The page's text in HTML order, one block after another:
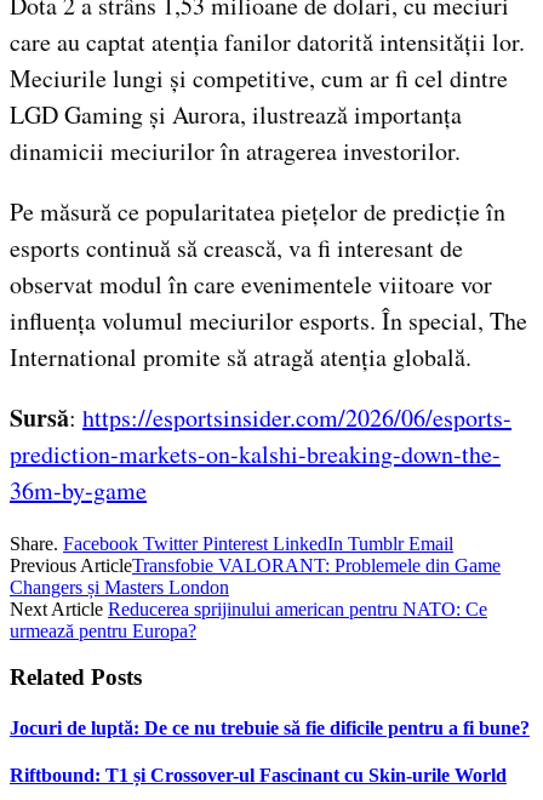
care au captat atenția fanilor datorită intensității lor.
Meciurile lungi și competitive, cum ar fi cel dintre
LGD Gaming și Aurora, ilustrează importanța
dinamicii meciurilor în atragerea investorilor.
Pe măsură ce popularitatea piețelor de predicție în
esports continuă să crească, va fi interesant de
observat modul în care evenimentele viitoare vor
influența volumul meciurilor esports. În special, The
International promite să atragă atenția globală.
Sursă: https://esportsinsider.com/2026/06/esports-
prediction-markets-on-kalshi-breaking-down-the-
36m-by-game
Share. Facebook Twitter Pinterest LinkedIn Tumblr Email
Previous ArticleTransfobie VALORANT: Problemele din Game
Changers și Masters London
Next Article Reducerea sprijinului american pentru NATO: Ce
urmează pentru Europa?
Related Posts
Jocuri de luptă: De ce nu trebuie să fie dificile pentru a fi bune?
Riftbound: T1 și Crossover-ul Fascinant cu Skin-urile World